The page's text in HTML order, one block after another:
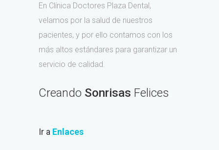
En Clínica Doctores Plaza Dental,
velamos por la salud de nuestros
pacientes, y por ello contamos con los
más altos estándares para garantizar un
servicio de calidad.
Creando Sonrisas Felices
Ir a Enlaces